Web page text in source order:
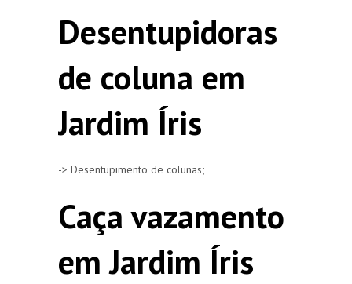
Desentupidoras
de coluna em
Jardim Íris
-> Desentupimento de colunas;
Caça vazamento
em Jardim Íris